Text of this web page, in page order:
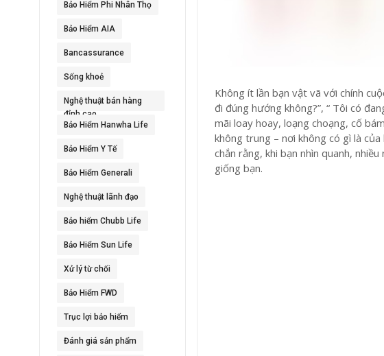
Bảo Hiểm Phi Nhân Thọ
Bảo Hiểm AIA
Bancassurance
Sống khoẻ
Nghệ thuật bán hàng
đỉnh cao
Bảo Hiểm Hanwha Life
Bảo Hiểm Y Tế
Bảo Hiểm Generali
Nghệ thuật lãnh đạo
Bảo hiểm Chubb Life
Bảo Hiểm Sun Life
Xử lý từ chối
Bảo Hiểm FWD
Trục lợi bảo hiểm
Đánh giá sản phẩm
Không ít lần bạn vật vã với chính
đi đúng hướng không?”, “ Tôi có
mãi loay hoay, loạng choạng, cố
không trung – nơi không có gì là
chắn rằng, khi bạn nhìn quanh,
giống bạn.